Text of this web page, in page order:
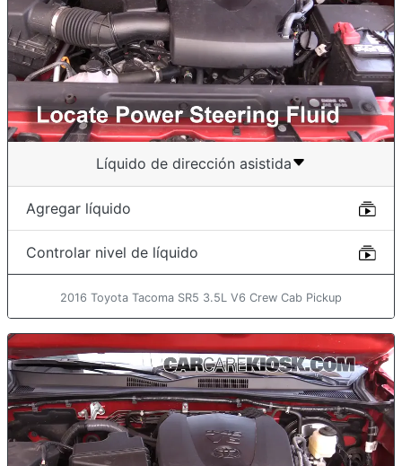
Líquido de dirección asistida
Agregar líquido
Controlar nivel de líquido
2016 Toyota Tacoma SR5 3.5L V6 Crew Cab Pickup